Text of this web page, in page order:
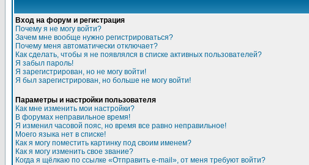
Вход на форум и регистрация
Почему я не могу войти?
Зачем мне вообще нужно регистрироваться?
Почему меня автоматически отключает?
Как сделать, чтобы я не появлялся в списке активных пользователей?
Я забыл пароль!
Я зарегистрирован, но не могу войти!
Я был зарегистрирован, но больше не могу войти!
Параметры и настройки пользователя
Как мне изменить мои настройки?
В форумах неправильное время!
Я изменил часовой пояс, но время все равно неправильное!
Моего языка нет в списке!
Как я могу поместить картинку под своим именем?
Как я могу изменить свое звание?
Когда я щёлкаю по ссылке «Отправить e-mail», от меня требуют войти?